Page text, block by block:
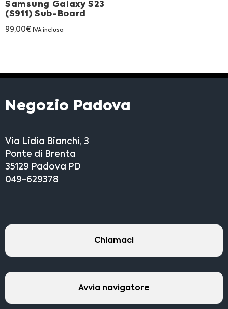
Franchising
PADOVA
Samsung Galaxy S23
(S911) Sub-Board
99,00€ IVA inclusa
Negozio Padova
Via Lidia Bianchi, 3
Ponte di Brenta
35129 Padova PD
049-629378
Chiamaci
Avvia navigatore